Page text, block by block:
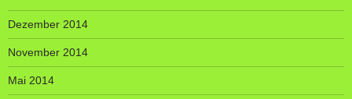
Dezember 2014
November 2014
Mai 2014